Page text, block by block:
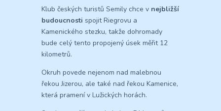
Klub českých turistů Semily chce v nejbližší
budoucnosti spojit Riegrovu a
Kamenického stezku, takže dohromady
bude celý tento propojený úsek měřit 12
kilometrů.
Okruh povede nejenom nad malebnou
řekou Jizerou, ale také nad řekou Kamenice,
která pramení v Lužických horách.